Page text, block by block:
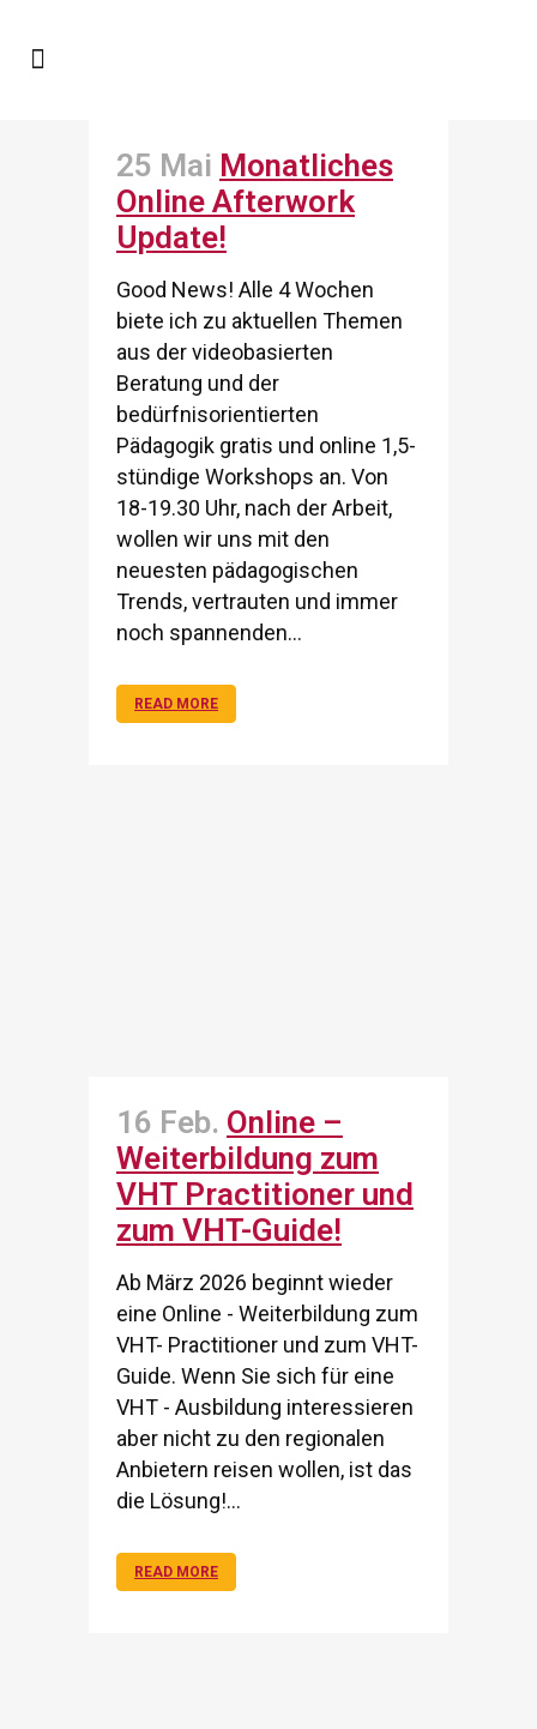
25 Mai Monatliches
Online Afterwork
Update!
Good News! Alle 4 Wochen
biete ich zu aktuellen Themen
aus der videobasierten
Beratung und der
bedürfnisorientierten
Pädagogik gratis und online 1,5-
stündige Workshops an. Von
18-19.30 Uhr, nach der Arbeit,
wollen wir uns mit den
neuesten pädagogischen
Trends, vertrauten und immer
noch spannenden...
READ MORE
16 Feb. Online –
Weiterbildung zum
VHT Practitioner und
zum VHT-Guide!
Ab März 2026 beginnt wieder
eine Online - Weiterbildung zum
VHT- Practitioner und zum VHT-
Guide. Wenn Sie sich für eine
VHT - Ausbildung interessieren
aber nicht zu den regionalen
Anbietern reisen wollen, ist das
die Lösung!...
READ MORE